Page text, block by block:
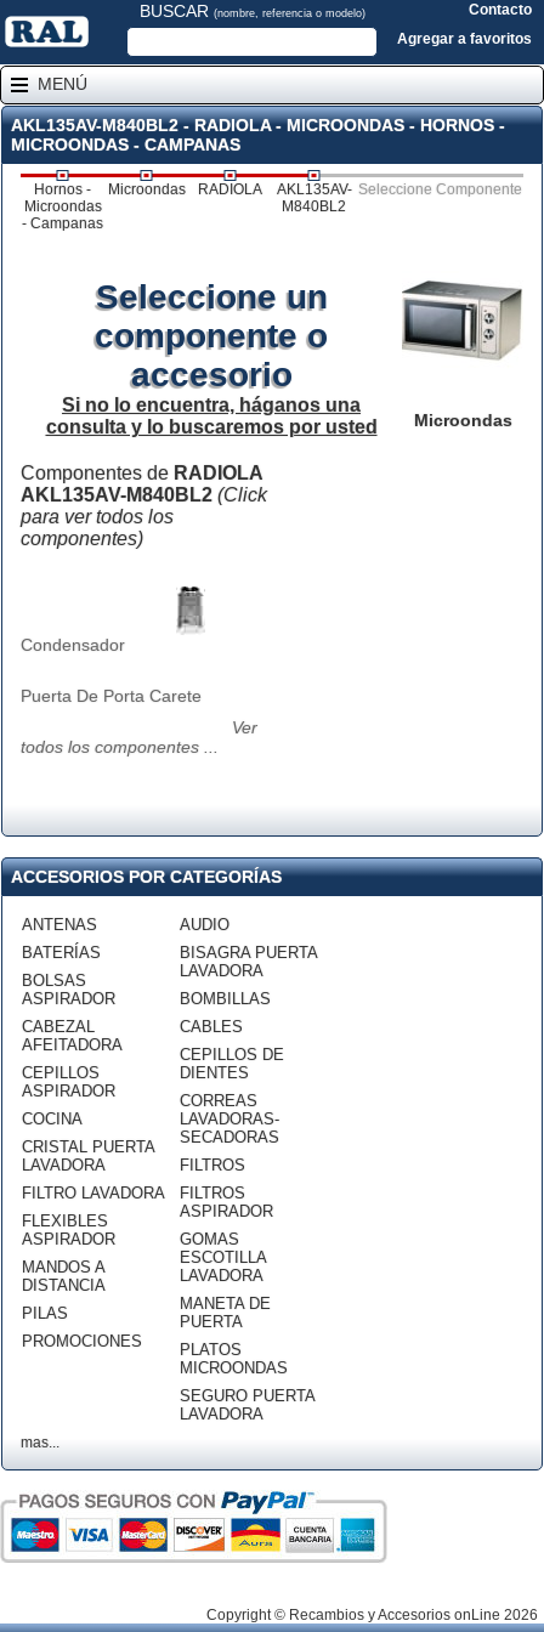
BUSCAR (nombre, referencia o modelo)
Contacto
Agregar a favoritos
MENÚ
AKL135AV-M840BL2 - RADIOLA - MICROONDAS - HORNOS -
MICROONDAS - CAMPANAS
Hornos -
Microondas
- Campanas
Microondas RADIOLA
AKL135AV-
M840BL2
Seleccione Componente
Microondas
Seleccione un
componente o
accesorio
Si no lo encuentra, háganos una
consulta y lo buscaremos por usted
Componentes de RADIOLA
AKL135AV-M840BL2 (Click
para ver todos los
componentes)
Condensador
Puerta De Porta Carete
Ver
todos los componentes ...
ACCESORIOS POR CATEGORÍAS
ANTENAS
BATERÍAS
BOLSAS
ASPIRADOR
CABEZAL
AFEITADORA
CEPILLOS
ASPIRADOR
COCINA
CRISTAL PUERTA
LAVADORA
FILTRO LAVADORA
FLEXIBLES
ASPIRADOR
MANDOS A
DISTANCIA
PILAS
PROMOCIONES
AUDIO
BISAGRA PUERTA
LAVADORA
BOMBILLAS
CABLES
CEPILLOS DE
DIENTES
CORREAS
LAVADORAS-
SECADORAS
FILTROS
FILTROS
ASPIRADOR
GOMAS
ESCOTILLA
LAVADORA
MANETA DE
PUERTA
PLATOS
MICROONDAS
SEGURO PUERTA
LAVADORA
mas...
Copyright © Recambios y Accesorios onLine 2026